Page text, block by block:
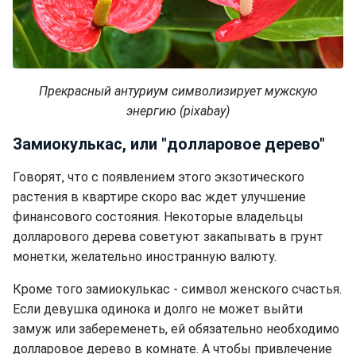
Прекрасный антуриум символизирует мужскую
энергию (pixabay)
Замиокулькас, или "долларовое дерево"
Говорят, что с появлением этого экзотического
растения в квартире скоро вас ждет улучшение
финансового состояния. Некоторые владельцы
долларового дерева советуют закапывать в грунт
монетки, желательно иностранную валюту.
Кроме того замиокулькас - символ женского счастья.
Если девушка одинока и долго не может выйти
замуж или забеременеть, ей обязательно необходимо
долларовое дерево в комнате. А чтобы привлечение